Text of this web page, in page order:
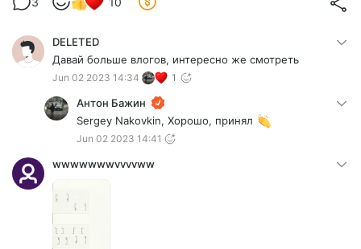
DELETED
Давай больше влогов, интересно же смотреть
Jun 02 2023 14:34 1
Антон Бажин
Sergey Nakovkin, Хорошо, принял
Jun 02 2023 14:41
wwwwwwwvvvvww